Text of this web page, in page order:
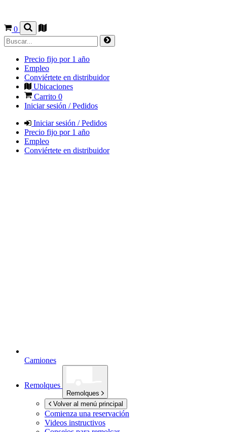
0
Precio fijo por 1 año
Empleo
Conviértete en distribuidor
Ubicaciones
Carrito 0
Iniciar sesión / Pedidos
Iniciar sesión / Pedidos
Precio fijo por 1 año
Empleo
Conviértete en distribuidor
Camiones
Remolques
Remolques
Volver al menú principal
Comienza una reservación
Videos instructivos